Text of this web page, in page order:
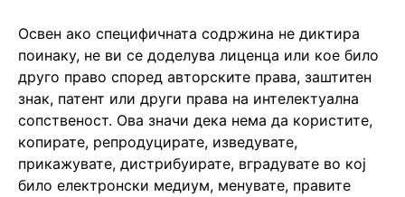
Освен ако специфичната содржина не диктира
поинаку, не ви се доделува лиценца или кое било
друго право според авторските права, заштитен
знак, патент или други права на интелектуална
сопственост. Ова значи дека нема да користите,
копирате, репродуцирате, изведувате,
прикажувате, дистрибуирате, вградувате во кој
било електронски медиум, менувате, правите